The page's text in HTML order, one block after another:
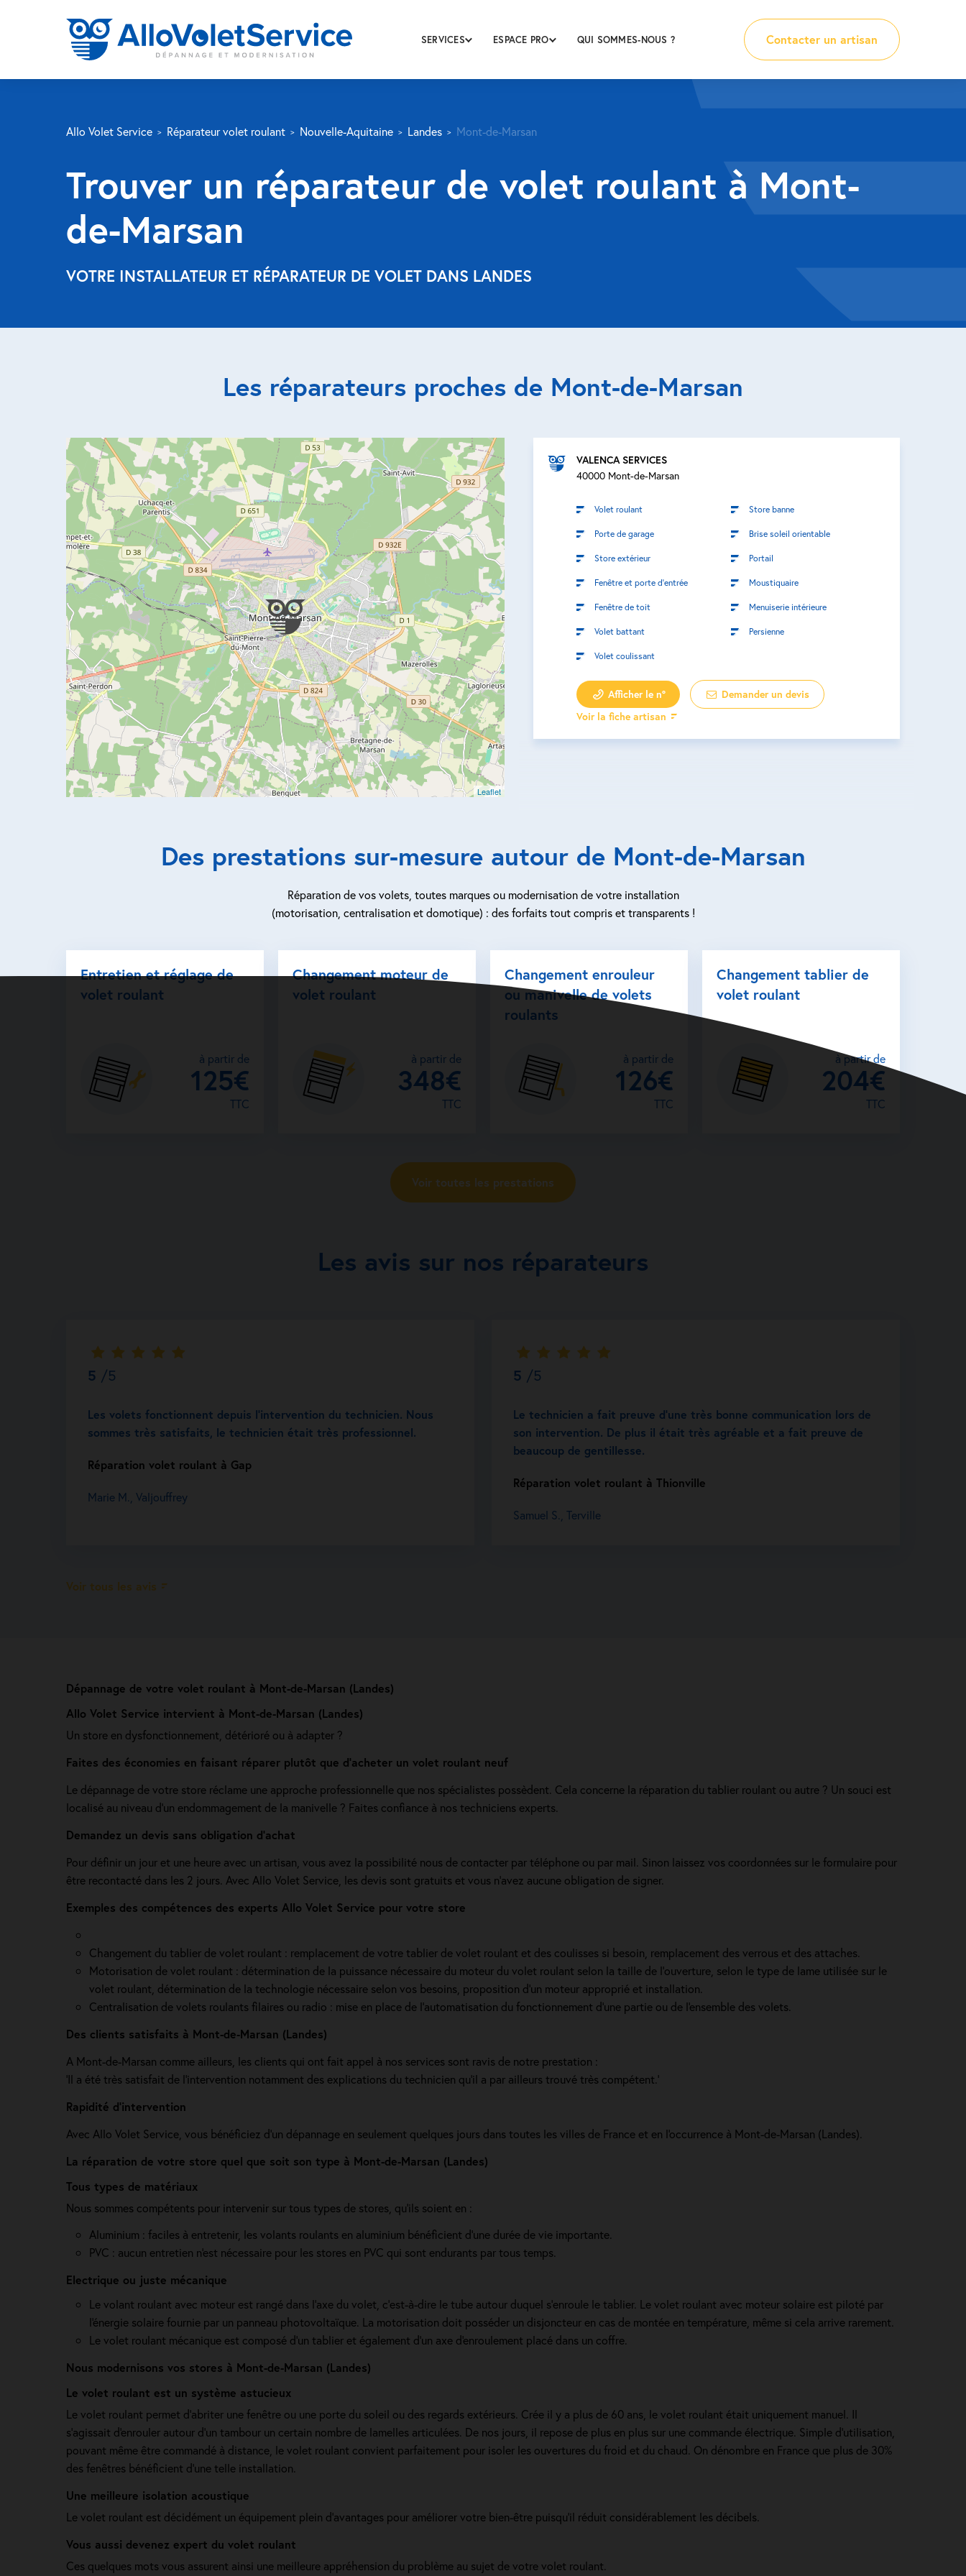
SERVICES ESPACE PRO QUI SOMMES-NOUS ? Contacter un artisan
Allo Volet Service Réparateur volet roulant Nouvelle-Aquitaine Landes Mont-de-Marsan
Trouver un réparateur de volet roulant à Mont-
de-Marsan
VOTRE INSTALLATEUR ET RÉPARATEUR DE VOLET DANS LANDES
Dépannage de votre volet roulant à Mont-de-Marsan (Landes)
Allo Volet Service intervient à Mont-de-Marsan (Landes)
Un store en dysfonctionnement, détérioré ou à adapter ?
Faites des économies en faisant réparer plutôt que d'acheter un volet roulant neuf
Le dépannage de votre store réclame une approche professionnelle que nos spécialistes possèdent. Cela concerne la réparation du tablier roulant ou autre ? Un souci est
localisé au niveau d'un endommagement de la manivelle ? Faites confiance à nos techniciens experts.
Demandez un devis sans obligation d'achat
Pour définir un jour et une heure avec un artisan, vous avez la possibilité nous de contacter par téléphone ou par mail. Sinon laissez vos coordonnées sur le formulaire pour
être recontacté dans les 2 jours. Avec Allo Volet Service, les devis sont gratuits et vous n'avez aucune obligation de signer.
Exemples des compétences des experts Allo Volet Service pour votre store
Changement du tablier de volet roulant : remplacement de votre tablier de volet roulant et des coulisses si besoin, remplacement des verrous et des attaches.
Motorisation de volet roulant : détermination de la puissance nécessaire du moteur du volet roulant selon la taille de l’ouverture, selon le type de lame utilisée sur le
volet roulant, détermination de la technologie nécessaire selon vos besoins, proposition d'un moteur approprié et installation.
Centralisation de volets roulants filaires ou radio : mise en place de l'automatisation du fonctionnement d’une partie ou de l'ensemble des volets.
Des clients satisfaits à Mont-de-Marsan (Landes)
A Mont-de-Marsan comme ailleurs, les clients qui ont fait appel à nos services sont ravis de notre prestation :
'Il a été très satisfait de l’intervention notamment des explications du technicien qu’il a par ailleurs trouvé très compétent.'
Rapidité d'intervention
Avec Allo Volet Service, vous bénéficiez d'un dépannage en seulement quelques jours dans toutes les villes de France et en l'occurrence à Mont-de-Marsan (Landes).
La réparation de votre store quel que soit son type à Mont-de-Marsan (Landes)
Tous types de matériaux
Nous sommes compétents pour intervenir sur tous types de stores, qu'ils soient en :
Aluminium : faciles à entretenir, les volants roulants en aluminium bénéficient d'une durée de vie importante.
PVC : aucun entretien n'est nécessaire pour les stores en PVC qui sont endurants par tous temps.
Electrique ou juste mécanique
Le volant roulant avec moteur est rangé dans l’axe du volet, c’est-à-dire le tube autour duquel s’enroule le tablier. Le volet roulant avec moteur solaire est piloté par
l'énergie solaire fournie par un panneau photovoltaïque. La motorisation doit posséder un disjoncteur en cas de montée en température, même si cela arrive rarement.
Le volet roulant mécanique est composé d'un tablier et également d'un axe d'enroulement placé dans un coffre.
Nous modernisons vos stores à Mont-de-Marsan (Landes)
Le volet roulant est un système astucieux
Le volet roulant permet d'abriter une fenêtre ou une porte du soleil ou des regards extérieurs. Crée il y a plus de 60 ans, le volet roulant était uniquement manuel. Il
s'agissait d'enrouler autour d'un tambour un certain nombre de lamelles articulées. De nos jours, il repose de plus en plus sur une commande électrique. Simple d'utilisation,
pouvant même être commandé à distance, le volet roulant convient parfaitement pour isoler les ouvertures du froid et du chaud. On dénombre en France que plus de 30%
des fenêtres bénéficient d'une telle installation.
Une meilleure isolation acoustique
Le volet roulant est décidément un équipement plein d'avantages pour améliorer votre bien-être puisqu'il réduit considérablement les décibels.
Vous aussi devenez expert du volet roulant
Ces quelques mots vous assurent ainsi une meilleure appréhension du problème au sujet de votre volet roulant.
Les réparateurs proches de Mont-de-Marsan
Leaflet
VALENCA SERVICES
40000 Mont-de-Marsan
Volet roulant Store banne
Porte de garage Brise soleil orientable
Store extérieur Portail
Fenêtre et porte d’entrée Moustiquaire
Fenêtre de toit Menuiserie intérieure
Volet battant Persienne
Volet coulissant
Afficher le n°
Demander un devis
Voir la fiche artisan
Des prestations sur-mesure autour de Mont-de-Marsan
Réparation de vos volets, toutes marques ou modernisation de votre installation
(motorisation, centralisation et domotique) : des forfaits tout compris et transparents !
Entretien et réglage de
volet roulant
à partir de
125€
TTC
Changement moteur de
volet roulant
à partir de
348€
TTC
Changement enrouleur
ou manivelle de volets
roulants
à partir de
126€
TTC
Changement tablier de
volet roulant
à partir de
204€
TTC
Voir toutes les prestations
Les avis sur nos réparateurs
5 /5
Les volets fonctionnent depuis l’intervention du technicien. Nous
sommes très satisfaits, le technicien était très professionnel.
Réparation volet roulant à Gap
Marie M., Valjouffrey
5 /5
Le technicien a fait preuve d’une très bonne communication lors de
son intervention. De plus il était très agréable et a fait preuve de
beaucoup de gentillesse.
Réparation volet roulant à Thionville
Samuel S., Terville
Voir tous les avis